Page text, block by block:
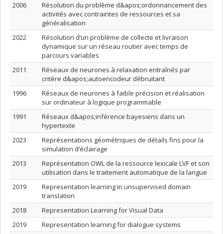
2006
Résolution du problème d&apos;ordonnancement des
activités avec contraintes de ressources et sa
généralisation
2022
Résolution d’un problème de collecte et livraison
dynamique sur un réseau routier avec temps de
parcours variables
2011
Réseaux de neurones à relaxation entraînés par
critère d&apos;autoencodeur débruitant
1996
Réseaux de neurones à faible précision et réalisation
sur ordinateur à logique programmable
1991
Réseaux d&apos;inférence bayesiens dans un
hypertexte
2023
Représentations géométriques de détails fins pour la
simulation d’éclairage
2013
Représentation OWL de la ressource lexicale LVF et son
utilisation dans le traitement automatique de la langue
2019
Representation learning in unsupervised domain
translation
2018
Representation Learning for Visual Data
2019
Representation learning for dialogue systems